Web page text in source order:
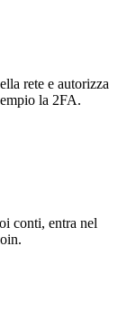
rete e autorizza
la 2FA.
conti, entra nel